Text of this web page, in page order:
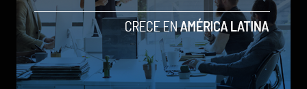
de financiamiento independi
by Sergio Ramos
Actualidad
31 de julio de 2026